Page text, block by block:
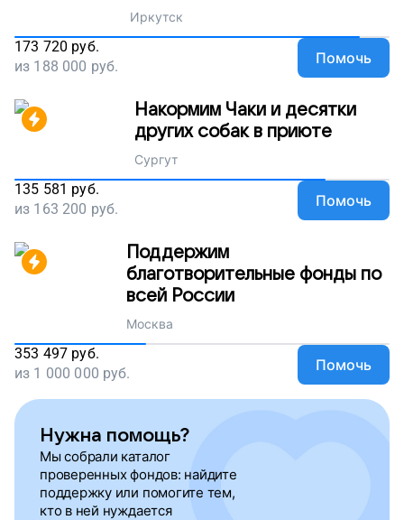
Иркутск
173 720 руб.
из 188 000 руб. Помочь
Накормим Чаки и десятки
других собак в приюте
Сургут
135 581 руб.
из 163 200 руб. Помочь
Поддержим
благотворительные фонды по
всей России
Москва
353 497 руб.
из 1 000 000 руб. Помочь
Нужна помощь?
Мы собрали каталог
проверенных фондов: найдите
поддержку или помогите тем,
кто в ней нуждается